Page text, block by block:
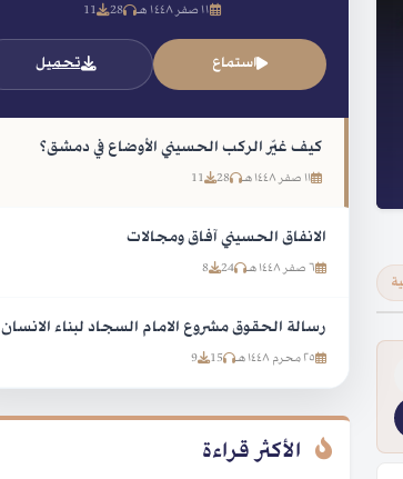
١١ صفر ١٤٤٨ هـ 28
11
استماع تحميل
كيف غيّر الركب الحسيني الأوضاع في دمشق؟
١١ صفر ١٤٤٨ هـ 28
11
الانفاق الحسيني آفاق ومجالات
٦ صفر ١٤٤٨ هـ 24
8
رسالة الحقوق مشروع الامام السجاد لبناء الانسان
٢٥ محرم ١٤٤٨ هـ 15
9
الأكثر قراءة